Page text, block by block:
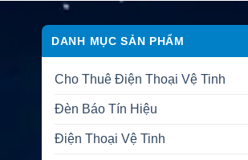
DANH MỤC SẢN PHẨM
Cho Thuê Điện Thoại Vệ Tinh
Đèn Báo Tín Hiệu
Điện Thoại Vệ Tinh